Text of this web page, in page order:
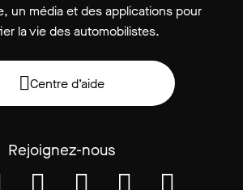
un média et des applications pour
la vie des automobilistes.
Centre d’aide
Rejoignez-nous